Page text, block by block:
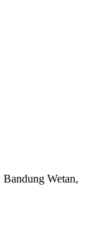
Wetan,